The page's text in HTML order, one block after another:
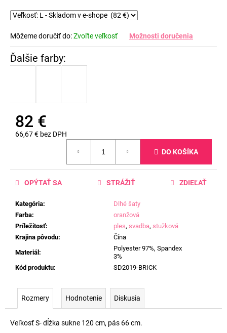
Môžeme doručiť do:Zvoľte veľkosť Možnosti doručenia
82 €
66,67 € bez DPH
DO KOŠÍKA
Kategória:
Dlhé šaty
Farba:
oranžová
Príležitosť: ples, svadba, stužková
Krajina pôvodu:
Čína
Materiál :
Polyester 97%, Spandex
3%
Kód produktu: SD2019-BRICK
OPÝTAŤ SA STRÁŽIŤ ZDIEĽAŤ
Rozmery Hodnotenie Diskusia
Veľkosť S- dĺžka sukne 120 cm, pás 66 cm.